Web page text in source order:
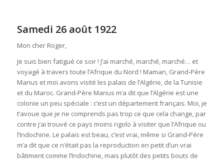
Samedi 26 août 1922
Mon cher Roger,
Je suis bien fatigué ce soir ! J’ai marché, marché, marché… et
voyagé à travers toute l’Afrique du Nord ! Maman, Grand-Père
Marius et moi avons visité les palais de l’Algérie, de la Tunisie
et du Maroc. Grand-Père Marius m’a dit que l’Algérie est une
colonie un peu spéciale : c’est un département français. Moi, je
t’avoue que je ne comprends pas trop ce que cela change, par
contre j’ai trouvé ce pays moins rigolo à visiter que l’Afrique ou
l’Indochine. Le palais est beau, c’est vrai, même si Grand-Père
m’a dit que ce n’était pas la reproduction en petit d’un vrai
bâtiment comme l’Indochine, mais plutôt des petits bouts de